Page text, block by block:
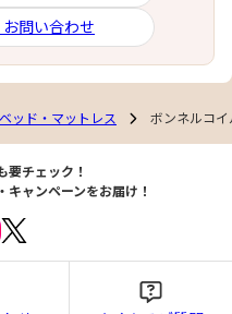
問い合わせ
ベッド・マットレス ボンネルコ
要チェック！
ャンペーンをお届け！